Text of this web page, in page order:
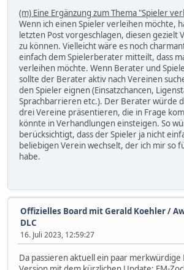
(m) Eine Ergänzung zum Thema "Spieler
Wenn ich einen Spieler verleihen möchte,
letzten Post vorgeschlagen, diesen gezielt
zu können. Vielleicht wäre es noch
einfach dem Spielerberater mitteilt, dass
verleihen möchte. Wenn Berater und
sollte der Berater aktiv nach Vereinen
den Spieler eignen (Einsatzchancen,
Sprachbarrieren etc.). Der Berater würde
drei Vereine präsentieren, die in Frage
könnte in Verhandlungen einsteigen. So
berücksichtigt, dass der Spieler ja nicht
beliebigen Verein wechselt, der ich mir so
habe.
Offizielles Board mit Gerald Koehler/
DLC
16. Juli 2023, 12:59:27
Da passieren aktuell ein paar merkwürdige